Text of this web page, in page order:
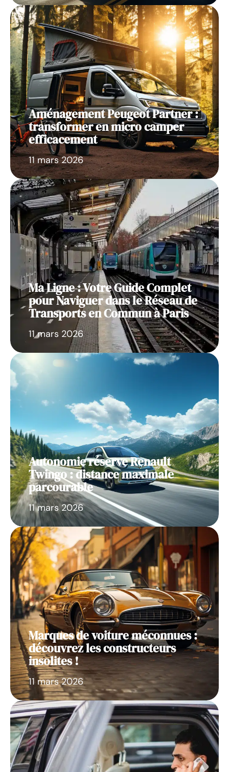
Aménagement Peugeot Partner :
transformer en micro camper
efficacement
11 mars 2026
Ma Ligne : Votre Guide Complet
pour Naviguer dans le Réseau de
Transports en Commun à Paris
11 mars 2026
Autonomie réserve Renault
Twingo : distance maximale
parcourable
11 mars 2026
Marques de voiture méconnues :
découvrez les constructeurs
insolites !
11 mars 2026